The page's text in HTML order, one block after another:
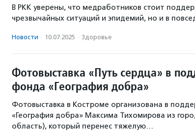
В РКК уверены, что медработников стоит
чрезвычайных ситуаций и эпидемий, но и в
Новости · 10.07.2025 · Здоровье
Фотовыставка «Путь сердца» в
фонда «География добра»
Фотовыставка в Костроме организована в
«География добра» Максима Тихомирова из
область), который перенес тяжелую…